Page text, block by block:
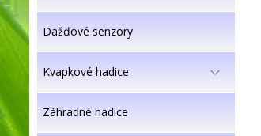
Dažďové senzory
Kvapkové hadice
Záhradné hadice